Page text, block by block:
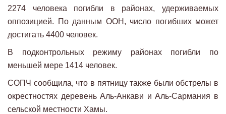
2274 человека погибли в районах, удерживаемых
оппозицией. По данным ООН, число погибших может
достигать 4400 человек.
В подконтрольных режиму районах погибли по
меньшей мере 1414 человек.
СОПЧ сообщила, что в пятницу также были обстрелы в
окрестностях деревень Аль-Анкави и Аль-Сармания в
сельской местности Хамы.